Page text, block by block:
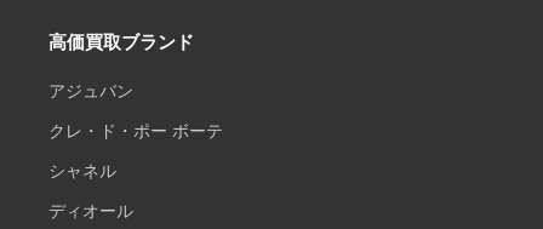
高価買取ブランド
アジュバン
クレ・ド・ポー ボーテ
シャネル
ディオール